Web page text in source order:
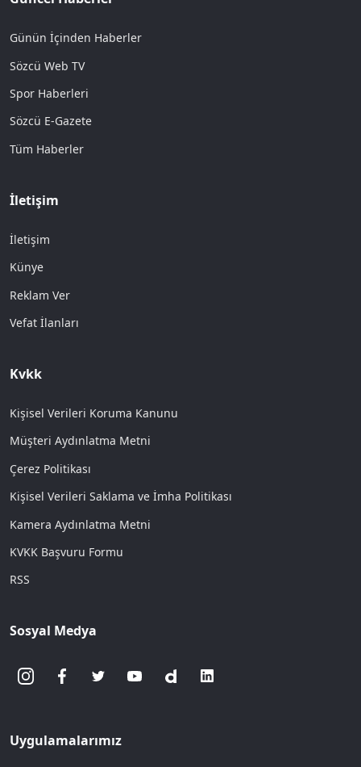
Günün İçinden Haberler
Sözcü Web TV
Spor Haberleri
Sözcü E-Gazete
Tüm Haberler
İletişim
İletişim
Künye
Reklam Ver
Vefat İlanları
Kvkk
Kişisel Verileri Koruma Kanunu
Müşteri Aydınlatma Metni
Çerez Politikası
Kişisel Verileri Saklama ve İmha Politikası
Kamera Aydınlatma Metni
KVKK Başvuru Formu
RSS
Sosyal Medya
Uygulamalarımız